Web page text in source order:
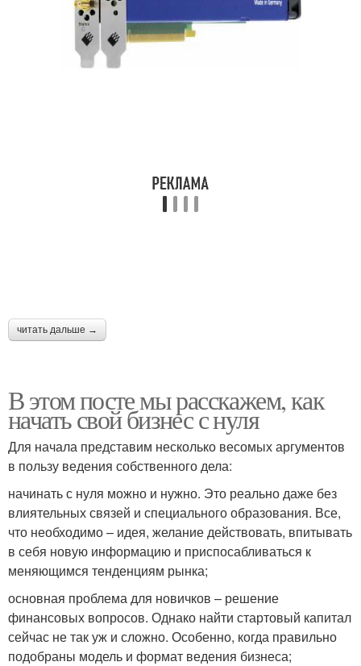
читать дальше →
В этом посте мы расскажем, как
начать свой бизнес с нуля
Для начала представим несколько весомых аргументов
в пользу ведения собственного дела:
начинать с нуля можно и нужно. Это реально даже без
влиятельных связей и специального образования. Все,
что необходимо – идея, желание действовать, впитывать
в себя новую информацию и приспосабливаться к
меняющимся тенденциям рынка;
основная проблема для новичков – решение
финансовых вопросов. Однако найти стартовый капитал
сейчас не так уж и сложно. Особенно, когда правильно
подобраны модель и формат ведения бизнеса;